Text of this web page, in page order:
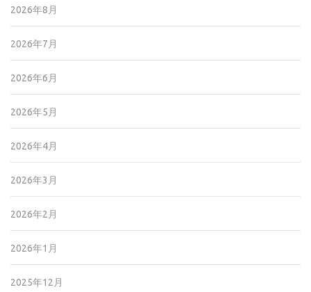
2026年8月
2026年7月
2026年6月
2026年5月
2026年4月
2026年3月
2026年2月
2026年1月
2025年12月